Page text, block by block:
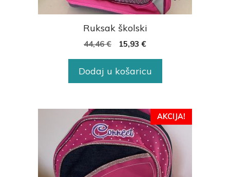
Ruksak školski
44,46€ 15,93 €
Dodaj u košaricu
AKCIJA!